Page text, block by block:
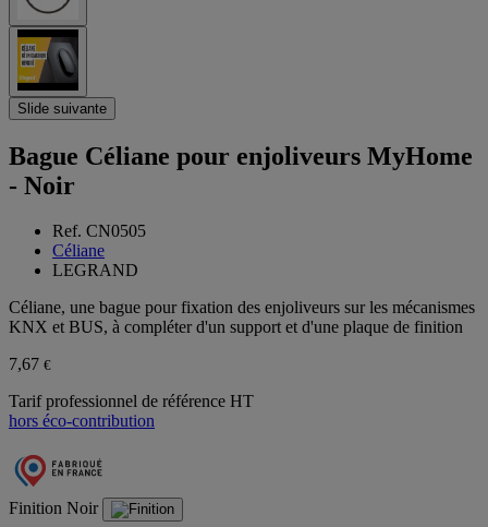
Slide suivante
Bague Céliane pour enjoliveurs MyHome
- Noir
Ref. CN0505
Céliane
LEGRAND
Céliane, une bague pour fixation des enjoliveurs sur les mécanismes
KNX et BUS, à compléter d'un support et d'une plaque de finition
7,67 €
Tarif professionnel de référence HT
hors éco-contribution
Finition Noir